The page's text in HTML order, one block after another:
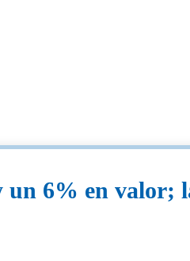
6% en valor;